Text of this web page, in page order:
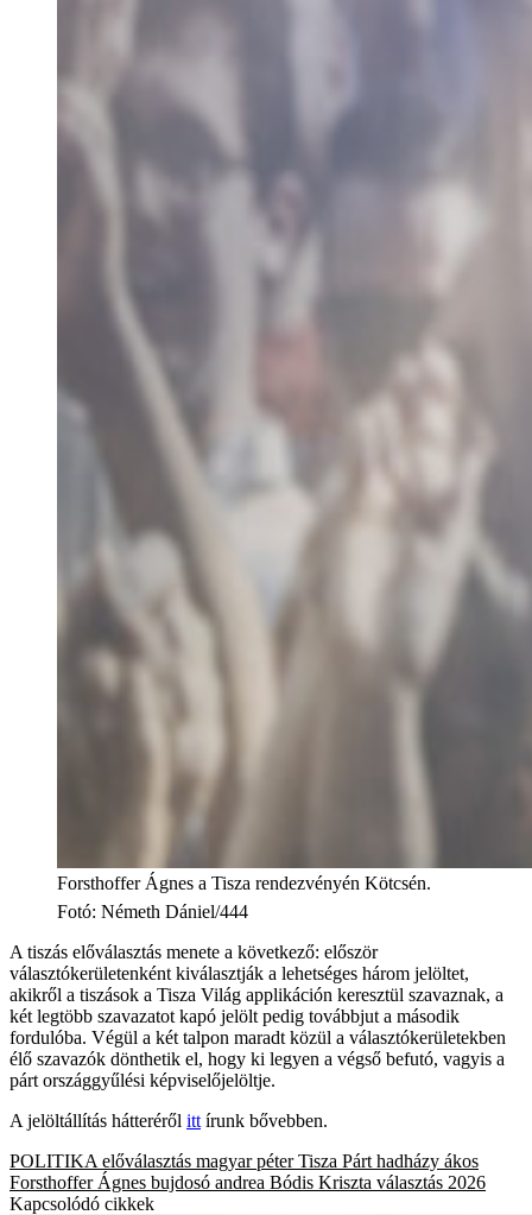
Forsthoffer Ágnes a Tisza rendezvényén Kötcsén.
Fotó: Németh Dániel/444
A tiszás előválasztás menete a következő: először
választókerületenként kiválasztják a lehetséges három jelöltet,
akikről a tiszások a Tisza Világ applikáción keresztül szavaznak, a
két legtöbb szavazatot kapó jelölt pedig továbbjut a második
fordulóba. Végül a két talpon maradt közül a választókerületekben
élő szavazók dönthetik el, hogy ki legyen a végső befutó, vagyis a
párt országgyűlési képviselőjelöltje.
A jelöltállítás hátteréről itt írunk bővebben.
POLITIKA előválasztás magyar péter Tisza Párt hadházy ákos
Forsthoffer Ágnes bujdosó andrea Bódis Kriszta választás 2026
Kapcsolódó cikkek